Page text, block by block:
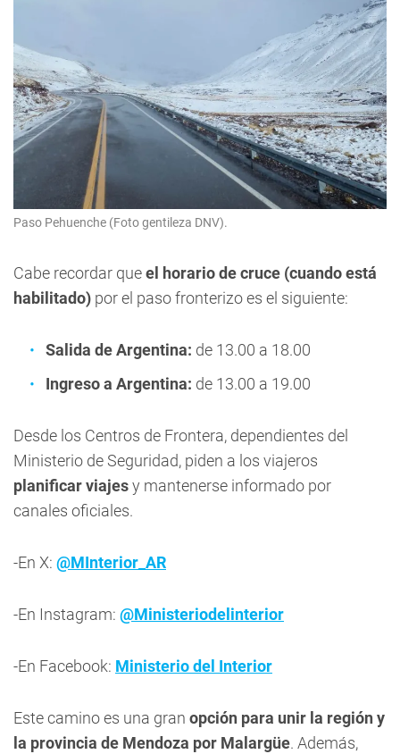
Paso Pehuenche (Foto gentileza DNV).
Cabe recordar queel horario de cruce (cuando está
habilitado) por el paso fronterizo es el siguiente:
Salida de Argentina: de 13.00 a 18.00
Ingreso a Argentina: de 13.00 a 19.00
Desde los Centros de Frontera, dependientes del
Ministerio de Seguridad, piden a los viajeros
planificar viajesy mantenerse informado por
canales oficiales.
-En X: @MInterior_AR
-En Instagram: @Ministeriodelinterior
-En Facebook: Ministerio del Interior
Este camino es una gran opción para unir la región y
la provincia de Mendoza por Malargüe. Además,